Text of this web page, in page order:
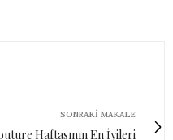
SONRAKI MAKALE
Haftasının En İyileri